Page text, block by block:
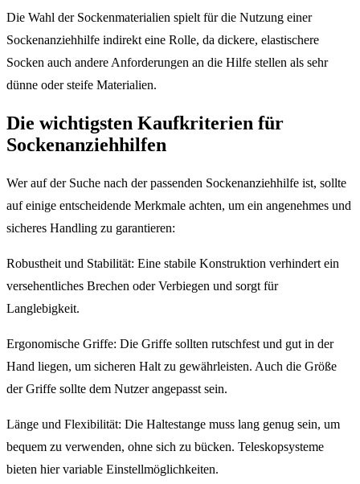
Die Wahl der Sockenmaterialien spielt für die Nutzung einer
Sockenanziehhilfe indirekt eine Rolle, da dickere, elastischere
Socken auch andere Anforderungen an die Hilfe stellen als sehr
dünne oder steife Materialien.
Die wichtigsten Kaufkriterien für
Sockenanziehhilfen
Wer auf der Suche nach der passenden Sockenanziehhilfe ist, sollte
auf einige entscheidende Merkmale achten, um ein angenehmes und
sicheres Handling zu garantieren:
Robustheit und Stabilität: Eine stabile Konstruktion verhindert ein
versehentliches Brechen oder Verbiegen und sorgt für
Langlebigkeit.
Ergonomische Griffe: Die Griffe sollten rutschfest und gut in der
Hand liegen, um sicheren Halt zu gewährleisten. Auch die Größe
der Griffe sollte dem Nutzer angepasst sein.
Länge und Flexibilität: Die Haltestange muss lang genug sein, um
bequem zu verwenden, ohne sich zu bücken. Teleskopsysteme
bieten hier variable Einstellmöglichkeiten.